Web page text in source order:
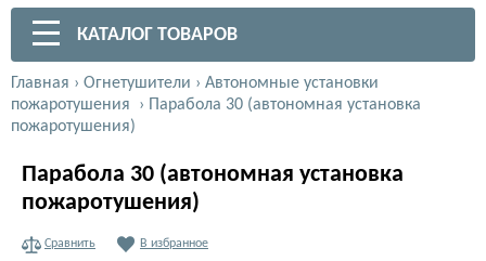
КАТАЛОГ ТОВАРОВ
Главная › Огнетушители › Автономные установки
пожаротушения
›
Парабола 30 (автономная установка
пожаротушения)
Парабола 30 (автономная установка
пожаротушения)
Сравнить В избранное